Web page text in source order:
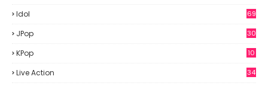
Idol
69
JPop
30
KPop
10
Live Action 34